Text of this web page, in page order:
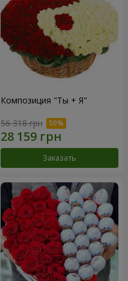
Композиция "Ты + Я"
56 318 грн
Заказать